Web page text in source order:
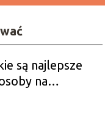
są najlepsze
na